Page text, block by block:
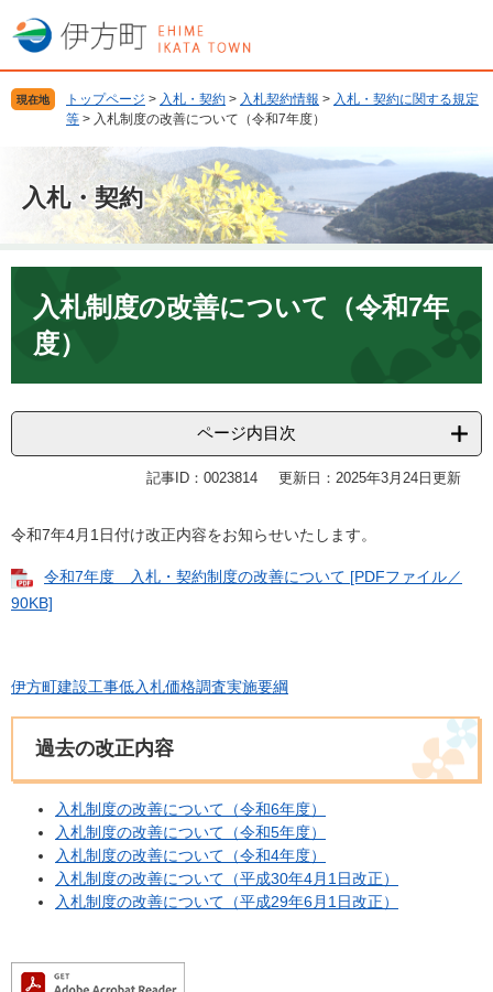
ー
先
ニ
を
へ
現在地 トップページ > 入札・契約 > 入札契約情報 > 入札・契約に関する規定
等 > 入札制度の改善について（令和7年度）
入札・契約
入札制度の改善について（令和7年
度）
ページ内目次
記事ID：0023814 更新日：2025年3月24日更新
令和7年4月1日付け改正内容をお知らせいたします。
令和7年度 入札・契約制度の改善について [PDFファイル／
90KB]
伊方町建設工事低入札価格調査実施要綱
過去の改正内容
入札制度の改善について（令和6年度）
入札制度の改善について（令和5年度）
入札制度の改善について（令和4年度）
入札制度の改善について（平成30年4月1日改正）
入札制度の改善について（平成29年6月1日改正）